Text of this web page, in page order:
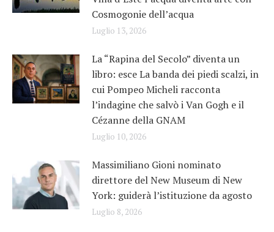
Cosmogonie dell’acqua
Luglio 13, 2026
La “Rapina del Secolo” diventa un
libro: esce La banda dei piedi scalzi, in
cui Pompeo Micheli racconta
l’indagine che salvò i Van Gogh e il
Cézanne della GNAM
Luglio 10, 2026
Massimiliano Gioni nominato
direttore del New Museum di New
York: guiderà l’istituzione da agosto
Luglio 8, 2026